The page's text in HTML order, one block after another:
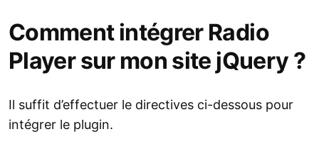
Comment intégrer Radio
Player sur mon site jQuery ?
Il suffit d’effectuer le directives ci-dessous pour
intégrer le plugin.